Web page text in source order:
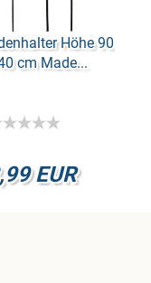
Höhe 90
cm Made...
EUR